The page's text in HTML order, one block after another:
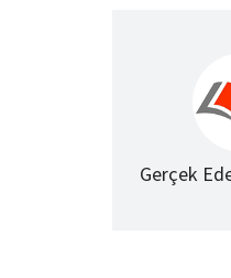
Gerçek